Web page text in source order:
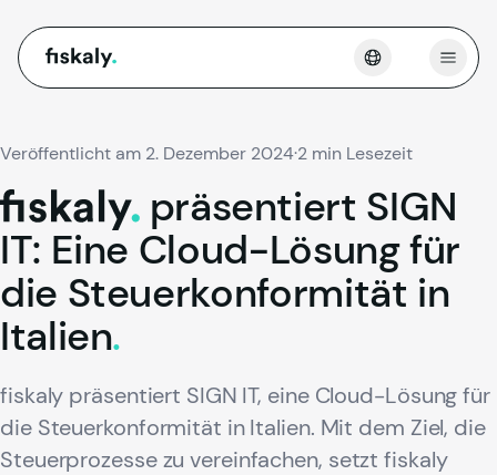
fiskaly. Menü
Veröffentlicht am 2. Dezember 2024·2 min Lesezeit
fiskaly. präsentiert SIGN
IT: Eine Cloud-Lösungfür
die Steuerkonformität in
Italien.
fiskaly präsentiert SIGN IT, eine Cloud-Lösung für
die Steuerkonformität in Italien. Mit dem Ziel, die
Steuerprozesse zu vereinfachen, setzt fiskaly